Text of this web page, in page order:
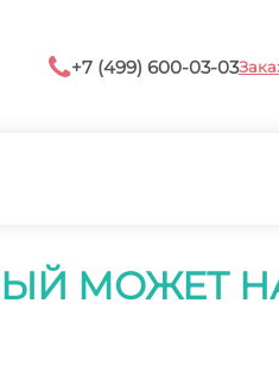
+7 (499) 600-03-03
МОЖЕТ